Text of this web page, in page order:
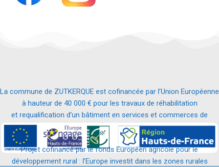
La commune de ZUTKERQUE est cofinancée par l’Union Européenne
à hauteur de 40 000 € pour les travaux de réhabilitation
et requalification d’un bâtiment en services et commerces de
proximité.
Projet cofinancé par le fonds Européen agricole pour le
développement rural : l’Europe investit dans les zones rurales